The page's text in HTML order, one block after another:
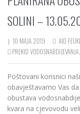
SOLINI –
10 MAJA 2019 AID
PREKID VODOSNABDIJEVANJA,
Poštovani korisnici
obavještavamo Vas
obustava
kvara na cjevovodu